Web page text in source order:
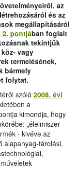
az
és az
megállapításáról
2. pontjában foglalt
tekintjük
vagy
termelésének,
bármely
folytat.
szóló 2008. évi
a
kimondja, hogy
„élelmiszer-
- kivéve az
alapanyag-tárolási,